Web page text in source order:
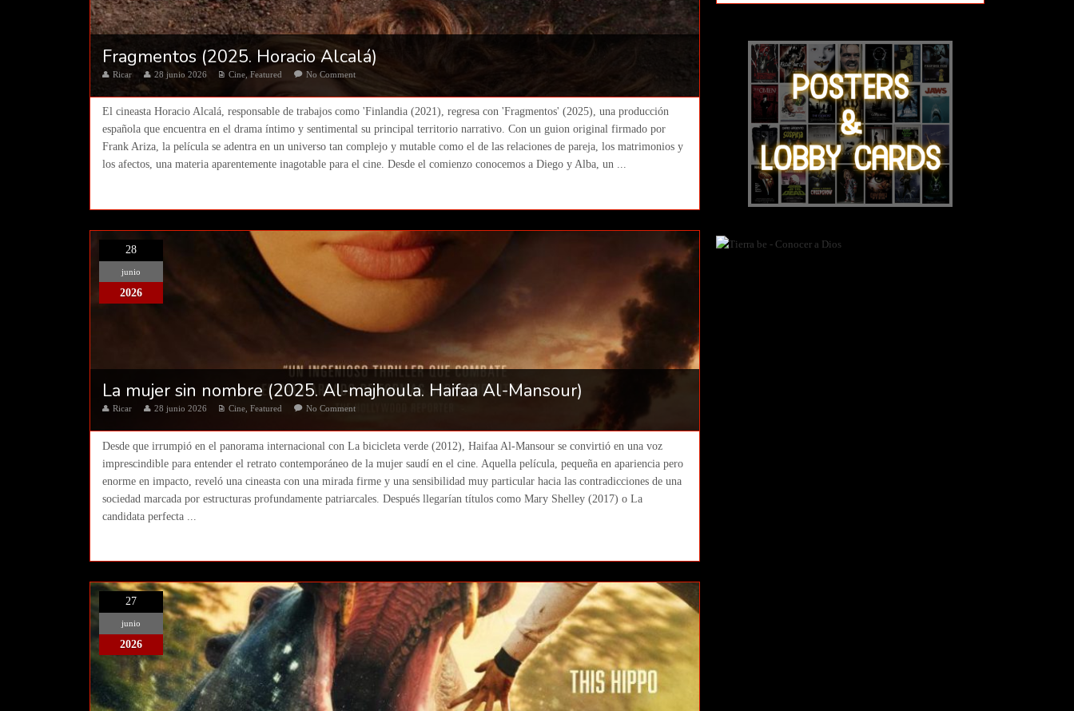
Fragmentos (2025. Horacio Alcalá)
Ricar 28 junio 2026 Cine ,Featured No Comment
El cineasta Horacio Alcalá, responsable de trabajos como 'Finlandia (2021), regresa con 'Fragmentos' (2025), una producción
española que encuentra en el drama íntimo y sentimental su principal territorio narrativo. Con un guion original firmado por
Frank Ariza, la película se adentra en un universo tan complejo y mutable como el de las relaciones de pareja, los matrimonios y
los afectos, una materia aparentemente inagotable para el cine. Desde el comienzo conocemos a Diego y Alba, un ...
28
junio
2026
La mujer sin nombre (2025. Al-majhoula. Haifaa Al-Mansour)
Ricar 28 junio 2026 Cine ,Featured No Comment
Desde que irrumpió en el panorama internacional con La bicicleta verde (2012), Haifaa Al-Mansour se convirtió en una voz
imprescindible para entender el retrato contemporáneo de la mujer saudí en el cine. Aquella película, pequeña en apariencia pero
enorme en impacto, reveló una cineasta con una mirada firme y una sensibilidad muy particular hacia las contradicciones de una
sociedad marcada por estructuras profundamente patriarcales. Después llegarían títulos como Mary Shelley (2017) o La
candidata perfecta ...
27
junio
2026